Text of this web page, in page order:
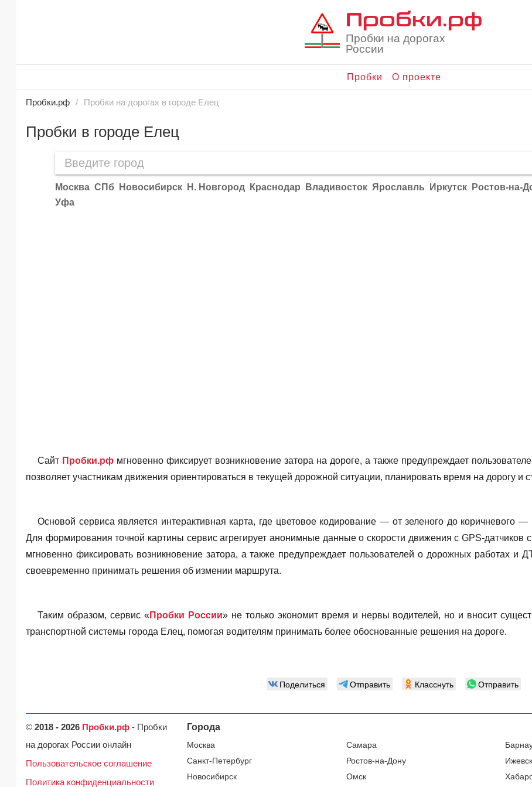
Пробки.рф
Пробки на дорогах
России
Пробки О проекте
Пробки.рф Пробки на дорогах в городе Елец
Пробки в городе Елец
Москва СПб Новосибирск Н. Новгород Краснодар Владивосток Ярославль Иркутск Ростов-на-
Уфа
Сайт Пробки.рф мгновенно фиксирует возникновение затора на дороге, а также предупреждает
позволяет учаcтникам движения ориентироваться в текущей дорожной ситуации, планировать время на дорогу и
Основой сервиса является интерактивная карта, где цветовое кодирование — от зеленого до коричневого —
Для формирования точной картины сервис агрегирует анонимные данные о скорости движения с GPS-датчиков
мгновенно фиксировать возникновение затора, а также предупреждает пользователей о дорожных работах и
своевременно принимать решения об измении маршрута.
Таким образом, сервис « Пробки России» не только экономит время и нервы водителей, но и вносит
транспортной системы города Елец, помогая водителям принимать более обоснованные решения на дороге.
Поделиться Отправить Класснуть Отправить
© 2018 - 2026 Пробки.рф - Пробки
на дорогах России онлайн
Пользовательское соглашение
Политика конфиденциальности
Города
Москва
Санкт-Петербург
Новосибирск
Самара
Ростов-на-Дону
Омск
Ижевск